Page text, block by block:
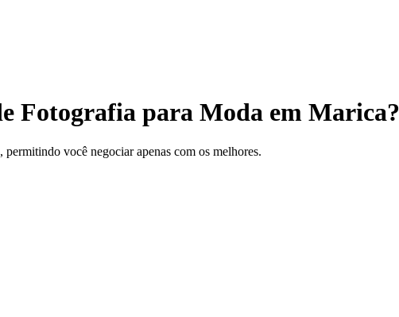
Fotografia para Moda em Marica?
você negociar apenas com os melhores.